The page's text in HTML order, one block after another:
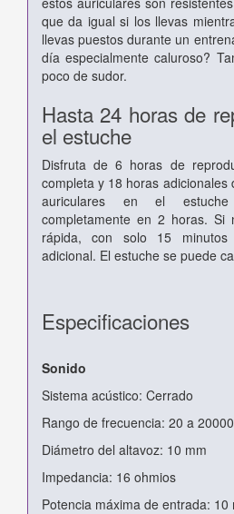
que da igual si los llevas
llevas puestos durante un
día especialmente caluroso?
poco de sudor.
Hasta 24 horas de
el estuche
Disfruta de 6 horas de
completa y 18 horas adicionales
auriculares en el
completamente en 2 horas. Si
rápida, con solo 15
adicional. El estuche se puede
Especificaciones
Sonido
Sistema acústico: Cerrado
Rango de frecuencia: 20 a
Diámetro del altavoz: 10 mm
Impedancia: 16 ohmios
Potencia máxima de entrada: 10